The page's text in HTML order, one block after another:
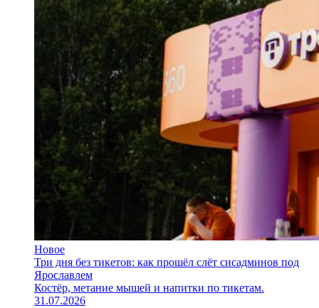
Новое
Три дня без тикетов: как прошёл слёт сисадминов под
Ярославлем
Костёр, метание мышей и напитки по тикетам.
31.07.2026